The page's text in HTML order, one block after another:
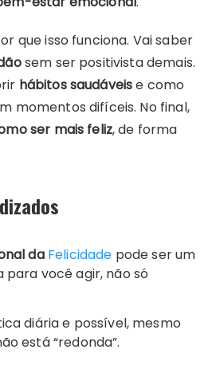
que isso funciona. Vai saber
sem ser positivista demais.
hábitos saudáveise como
momentos difíceis. No final,
ser mais feliz, de forma
da Felicidade pode ser um
para você agir, não só
diária e possível, mesmo
está “redonda”.